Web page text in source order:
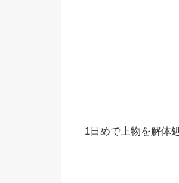
1日めで上物を解体